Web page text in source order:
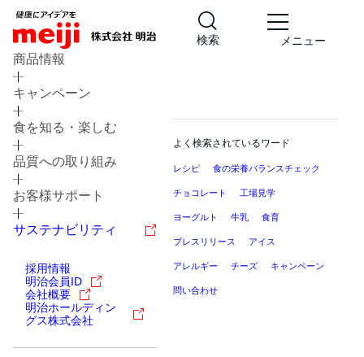
検索 メニュー
商品情報
キャンペーン
食を知る・楽しむ
品質への取り組み
お客様サポート
サステナビリティ
採用情報
明治会員ID
会社概要
明治ホールディン
グス株式会社
よく検索されているワード
レシピ 食の栄養バランスチェック
チョコレート 工場見学
ヨーグルト 牛乳 食育
プレスリリース アイス
アレルギー チーズ キャンペーン
問い合わせ